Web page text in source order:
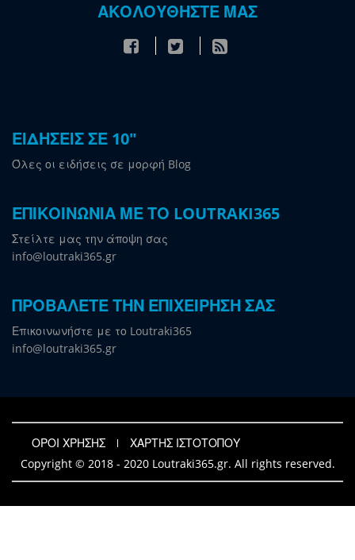
ΑΚΟΛΟΥΘΗΣΤΕ ΜΑΣ
ΕΙΔΗΣΕΙΣ ΣΕ 10"
Όλες οι ειδήσεις σε μορφή Blog
ΕΠΙΚΟΙΝΩΝΙΑ ΜΕ ΤΟ LOUTRAKI365
Στείλτε μας την άποψη σας
info@loutraki365.gr
ΠΡΟΒΑΛΕΤΕ ΤΗΝ ΕΠΙΧΕΙΡΗΣΗ ΣΑΣ
Επικοινωνήστε με το Loutraki365
info@loutraki365.gr
ΟΡΟΙ ΧΡΗΣΗΣ
ΧΑΡΤΗΣ ΙΣΤΟΤΟΠΟΥ
Copyright © 2018 - 2020 Loutraki365.gr. All rights reserved.